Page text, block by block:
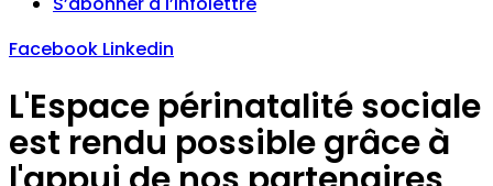
Facebook Linkedin
L'Espace périnatalité sociale
est rendu possible grâce à